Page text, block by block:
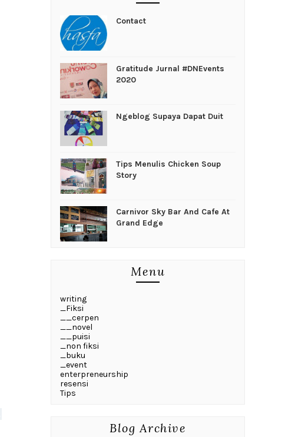
Contact
Gratitude Jurnal #DNEvents
2020
Ngeblog Supaya Dapat Duit
Tips Menulis Chicken Soup
Story
Carnivor Sky Bar And Cafe At
Grand Edge
Menu
writing
_Fiksi
__cerpen
__novel
__puisi
_non fiksi
_buku
_event
enterpreneurship
resensi
Tips
Blog Archive